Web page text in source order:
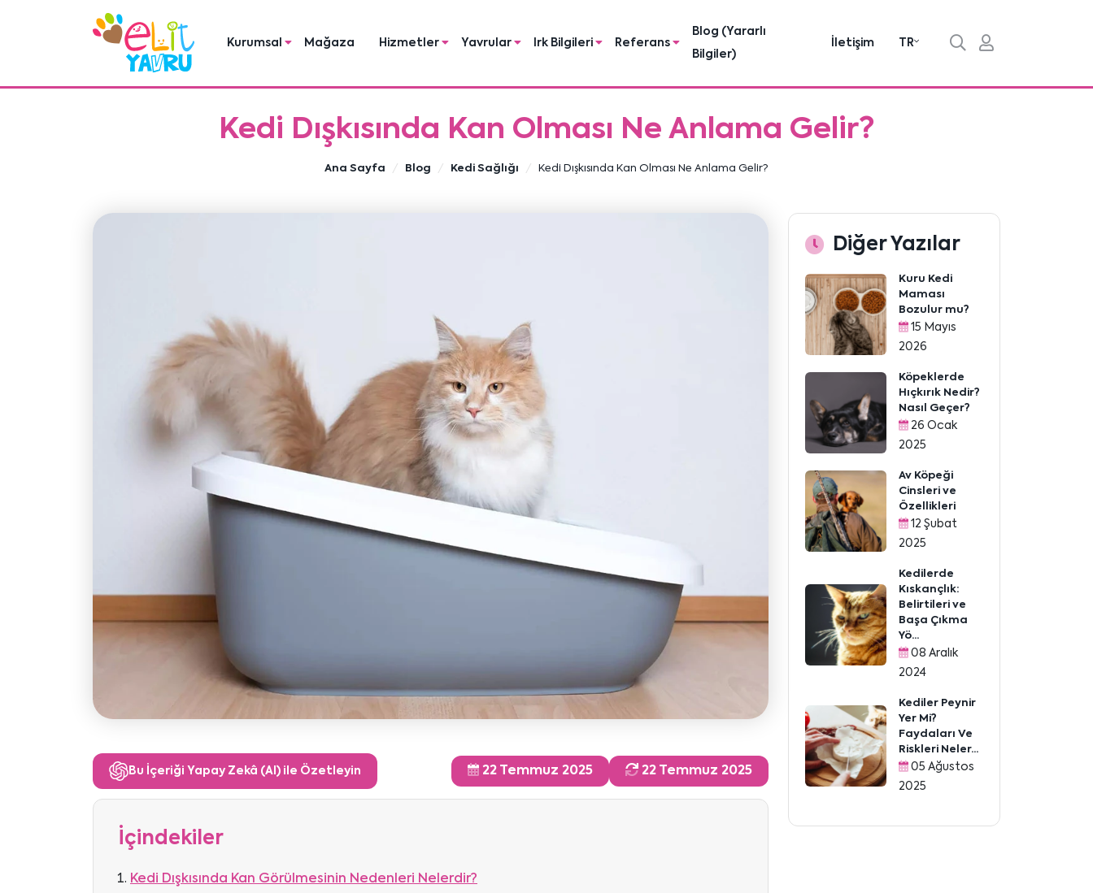
Kurumsal Mağaza Hizmetler Yavrular Irk Bilgileri Referans
Blog (Yararlı
Bilgiler)
İletişim TR
Kedi Dışkısında Kan Olması Ne Anlama Gelir?
Ana Sayfa Blog Kedi Sağlığı Kedi Dışkısında Kan Olması Ne Anlama Gelir?
Bu İçeriği Yapay Zekâ (AI) ile Özetleyin 22 Temmuz 2025 22 Temmuz 2025
İçindekiler
Kedi Dışkısında Kan Görülmesinin Nedenleri Nelerdir?
Diğer Yazılar
Kuru Kedi
Maması
Bozulur mu?
15 Mayıs
2026
Köpeklerde
Hıçkırık Nedir?
Nasıl Geçer?
26 Ocak
2025
Av Köpeği
Cinsleri ve
Özellikleri
12 Şubat
2025
Kedilerde
Kıskançlık:
Belirtileri ve
Başa Çıkma
Yö...
08 Aralık
2024
Kediler Peynir
Yer Mi?
Faydaları Ve
Riskleri Neler...
05 Ağustos
2025